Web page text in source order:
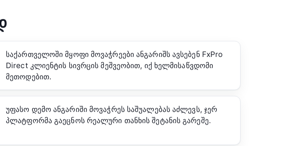
საქართველოში მყოფი მოვაჭრეები ანგარიშს ავსებენ FxPro
Direct კლიენტის სივრცის მეშვეობით, იქ ხელმისაწვდომი
მეთოდებით.
უფასო დემო ანგარიში მოვაჭრეს საშუალებას აძლევს, ჯერ
პლატფორმა გაეცნოს რეალური თანხის შეტანის გარეშე.